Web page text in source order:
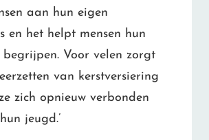
aan hun eigen
en het helpt mensen hun
Voor velen zorgt
van kerstversiering
zich opnieuw verbonden
jeugd.’